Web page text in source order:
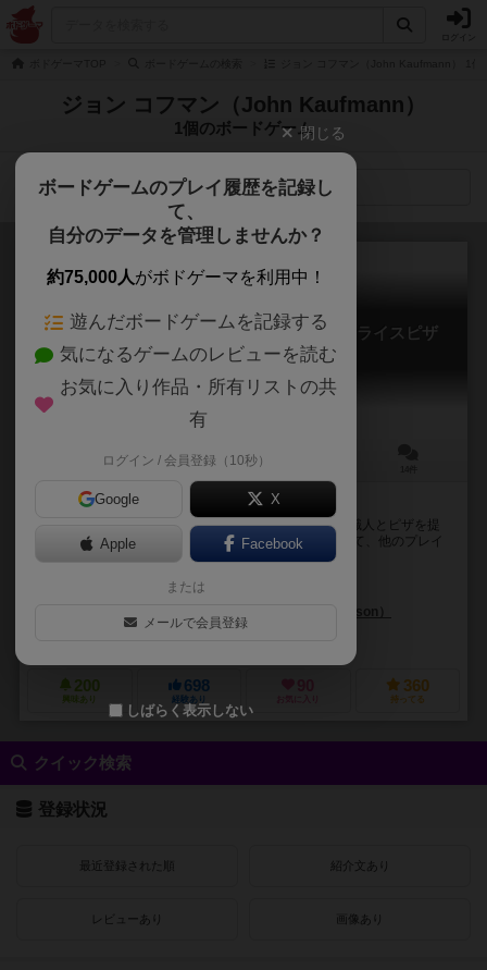
ジョン コフマン（John Kaufmann）
1個のボードゲーム
検索メニュー
ニューヨーク・スライス / ニューヨークスライスピザ
New York Slice
30分前後
食べれません。だってピザのボードゲームですもの。
ニューヨークスライスのシェフ長として、仲間のピザ職人とピザを提
供するゲーム。 プレイヤーはそれぞれピザを切り分けて、他のプレイ
ヤーはそれを選んで取ります。種類はベジタリアン...
ジェフリー・アラーズ（Jeffrey D. Allers）
ステファニー・グスタフソン（Stephanie Gustafsson）
200
興味あり
698
経験あり お気に入り
360
持ってる
クイック検索
登録状況
最近登録された順 紹介文あり
レビューあり 画像あり
閉じる
ボードゲームのプレイ履歴を記録し
て、
自分のデータを管理しませんか？
約75,000人がボドゲーマを利用中！
遊んだボードゲームを記録する
気になるゲームのレビューを読む
お気に入り作品・所有リストの共
有
ログイン / 会員登録（10秒）
Google X
Apple Facebook
または
メールで会員登録
しばらく表示しない